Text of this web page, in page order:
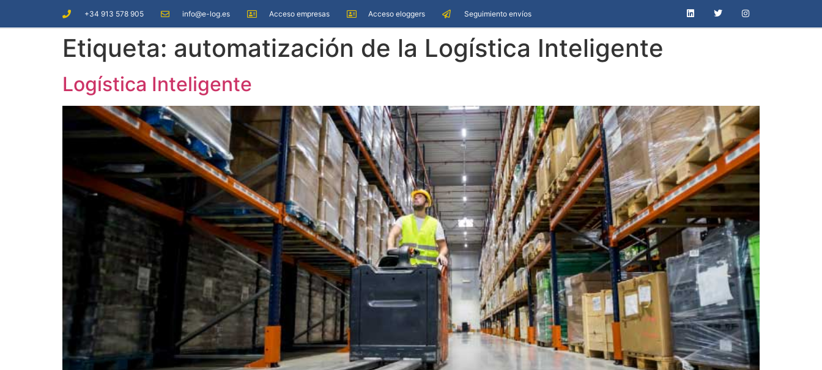
+34 913 578 905 info@e-log.es Acceso empresas Acceso eloggers Seguimiento envíos
Etiqueta: automatización de la Logística Inteligente
Logística Inteligente